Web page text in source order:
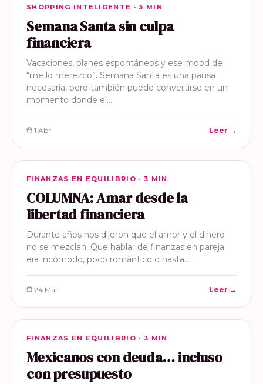
SHOPPING INTELIGENTE
SHOPPING INTELIGENTE · 3 MIN
Semana Santa sin culpa
financiera
Vacaciones, planes espontáneos y ese mood de
“me lo merezco”. Semana Santa es una pausa
necesaria, pero también puede convertirse en un
momento donde el…
1 Abr Leer →
FINANZAS EN EQUILIBRIO
FINANZAS EN EQUILIBRIO · 3 MIN
COLUMNA: Amar desde la
libertad financiera
Durante años nos dijeron que el amor y el dinero
no se mezclan. Que hablar de finanzas en pareja
era incómodo, poco romántico o hasta…
24 Mar Leer →
FINANZAS EN EQUILIBRIO
FINANZAS EN EQUILIBRIO · 3 MIN
Mexicanos con deuda… incluso
con presupuesto